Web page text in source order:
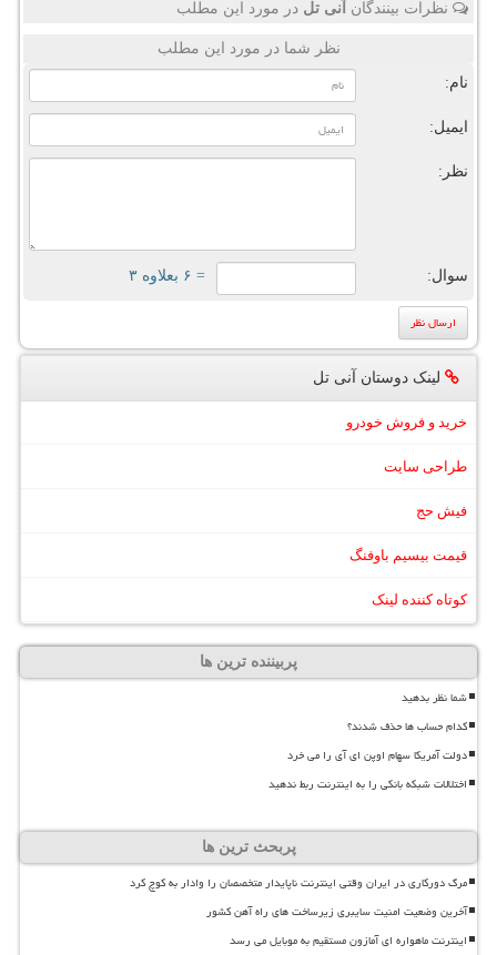
نظرات بینندگان آنی تل در مورد این مطلب
نظر شما در مورد این مطلب
نام:
ایمیل:
نظر:
سوال: = ۶ بعلاوه ۳
لینک دوستان آنی تل
خرید و فروش خودرو
طراحی سایت
فیش حج
قیمت بیسیم باوفنگ
کوتاه کننده لینک
پربیننده ترین ها
شما نظر بدهید
کدام حساب ها حذف شدند؟
دولت آمریکا سهام اوپن ای آی را می خرد
اختلالات شبکه بانکی را به اینترنت ربط ندهید
پربحث ترین ها
مرگ دورکاری در ایران وقتی اینترنت ناپایدار متخصصان را وادار به کوچ کرد
آخرین وضعیت امنیت سایبری زیرساخت های راه آهن کشور
اینترنت ماهواره ای آمازون مستقیم به موبایل می رسد